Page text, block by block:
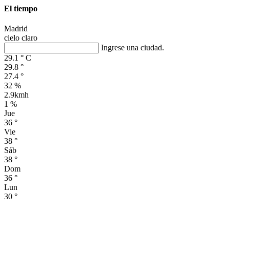
El tiempo
Madrid
cielo claro
Ingrese una ciudad.
29.1 ° C
29.8 °
27.4 °
32 %
2.9kmh
1 %
Jue
36 °
Vie
38 °
Sáb
38 °
Dom
36 °
Lun
30 °